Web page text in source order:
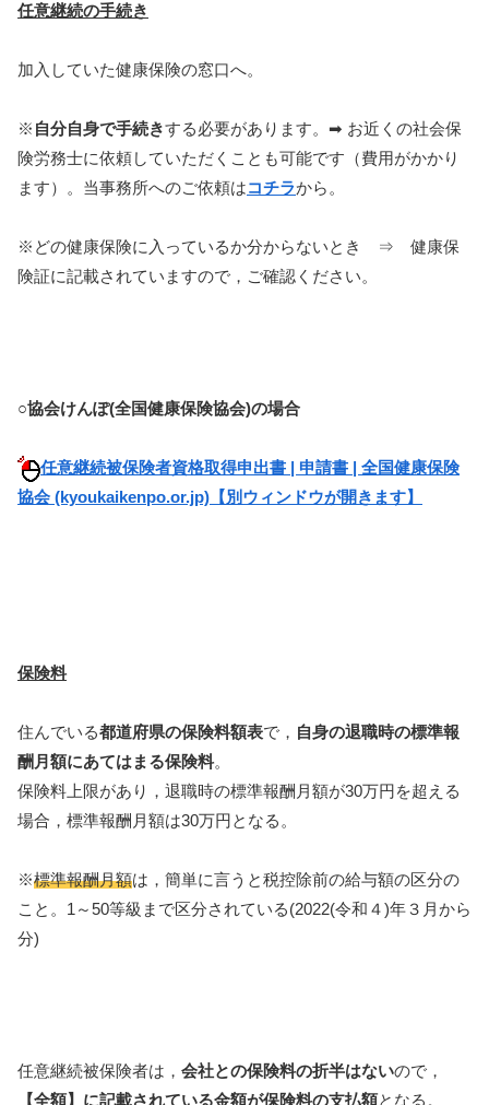
任意継続の手続き
加入していた健康保険の窓口へ。
※ 自分自身で手続きする必要があります。➡ お近くの社会保
険労務士に依頼していただくことも可能です（費用がかかり
ます）。当事務所へのご依頼はコチラから。
※どの健康保険に入っているか分からないとき ⇒ 健康保
険証に記載されていますので，ご確認ください。
○協会けんぽ(全国健康保険協会)の場合
任意継続被保険者資格取得申出書 | 申請書 | 全国健康保険
協会 (kyoukaikenpo.or.jp)【別ウィンドウが開きます】
保険料
住んでいる都道府県の保険料額表で， 自身の退職時の標準報
酬月額にあてはまる保険料。
保険料上限があり，退職時の標準報酬月額が30万円を超える
場合，標準報酬月額は30万円となる。
※標準報酬月額は，簡単に言うと税控除前の給与額の区分の
こと。1～50等級まで区分されている(2022(令和４)年３月から
分)
任意継続被保険者は， 会社との保険料の折半はないので，
【全額】に記載されている金額が保険料の支払額となる。